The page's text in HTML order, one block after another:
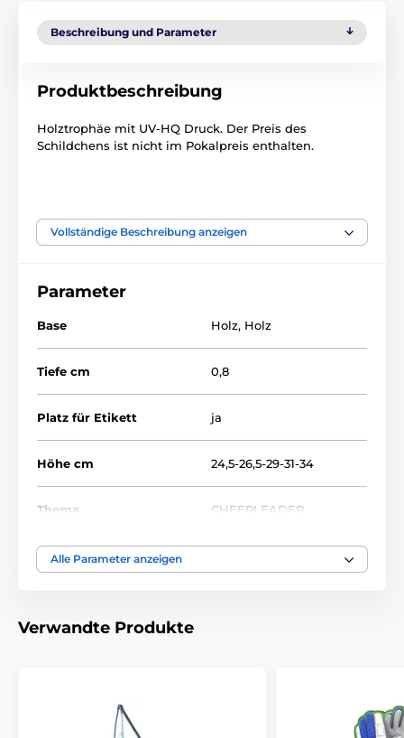
Beschreibung und Parameter
Produktbeschreibung
Holztrophäe mit UV-HQ Druck. Der Preis des
Schildchens ist nicht im Pokalpreis enthalten.
Cheerleader ACTCW
Vollständige Beschreibung anzeigen
Parameter
Base Holz, Holz
Tiefe cm 0,8
Platz für Etikett ja
Höhe cm 24,5-26,5-29-31-34
Thema CHEERLEADER
Auszeichnungstyp
Alle Parameter anzeigen
Verwandte Produkte